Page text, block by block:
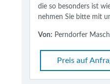
die so besonders ist
nehmen Sie bitte mit
Von: Perndorfer
Preis auf